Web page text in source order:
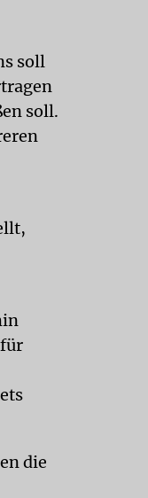
soll
soll.
die